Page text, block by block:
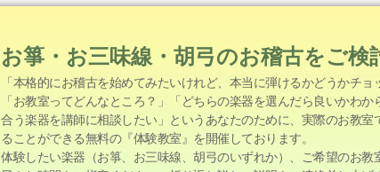
お箏・お三味線・胡弓のお稽古をご検
「本格的にお稽古を始めてみたいけれど、本当に弾けるかどうかチョ
「お教室ってどんなところ？」「どちらの楽器を選んだら良いかわか
合う楽器を講師に相談したい」というあなたのために、実際のお教室
ることができる無料の『体験教室』を開催しております。
体験したい楽器（お箏、お三味線、胡弓のいずれか）、ご希望のお教